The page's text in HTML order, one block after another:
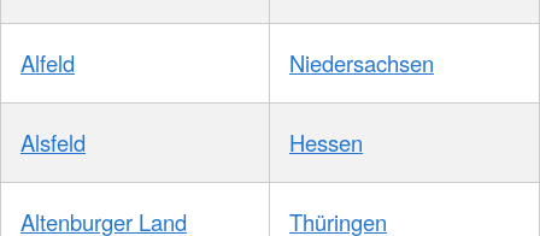
Alfeld Niedersachsen
Alsfeld Hessen
Altenburger Land Thüringen